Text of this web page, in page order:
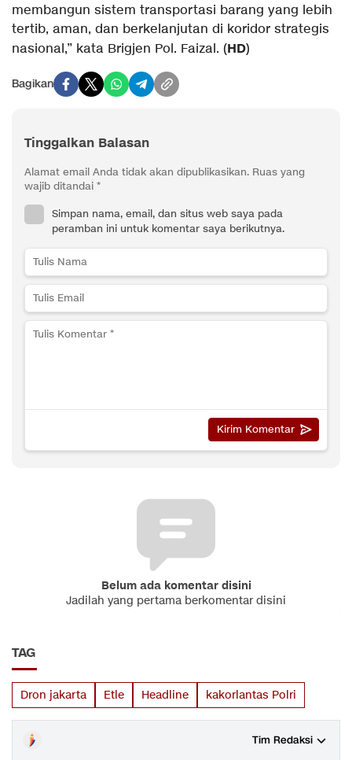
membangun sistem transportasi barang yang lebih
tertib, aman, dan berkelanjutan di koridor strategis
nasional,” kata Brigjen Pol. Faizal. (HD)
Bagikan
Tinggalkan Balasan
Alamat email Anda tidak akan dipublikasikan. Ruas yang
wajib ditandai *
Simpan nama, email, dan situs web saya pada
peramban ini untuk komentar saya berikutnya.
Belum ada komentar disini
Jadilah yang pertama berkomentar disini
TAG
Dron jakarta Etle Headline kakorlantas Polri
Tim Redaksi